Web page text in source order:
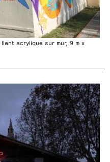
liant acrylique sur mur, 9 m x